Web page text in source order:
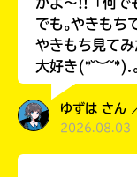
かよ〜!!「何で
でも｡やきもち
やきもち見て
大好き
ゆずは さん
2026.08.03